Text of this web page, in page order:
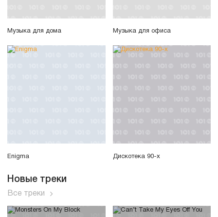
Музыка для дома Музыка для офиса
Enigma Дискотека 90-х
Новые треки
Все треки